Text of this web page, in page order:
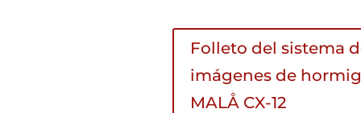
Folleto del sistema
imágenes de
MALÅ CX-12